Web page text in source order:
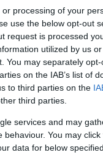
processing of your
use the below opt-out
request is processed
utilized by us
You may separately
on the IAB’s list of
to third parties on the
third parties.
services and may
You may
data for below
hanem
lehet